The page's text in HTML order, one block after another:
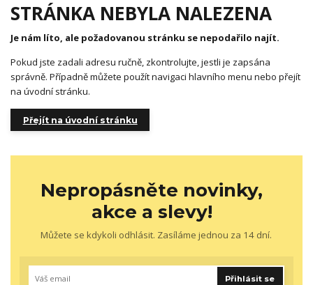
STRÁNKA NEBYLA NALEZENA
Je nám líto, ale požadovanou stránku se nepodařilo najít.
Pokud jste zadali adresu ručně, zkontrolujte, jestli je zapsána
správně. Případně můžete použít navigaci hlavního menu nebo přejít
na úvodní stránku.
Přejít na úvodní stránku
Nepropásněte novinky,
akce a slevy!
Můžete se kdykoli odhlásit. Zasíláme jednou za 14 dní.
Přihlásit se